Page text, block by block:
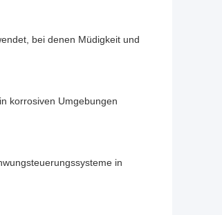
bei denen Müdigkeit und
korrosiven Umgebungen
in